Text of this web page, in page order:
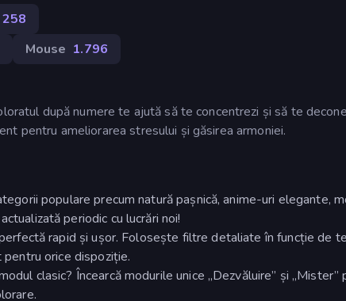
258
Mouse 1.796
după numere te ajută să te concentrezi și să te
pentru ameliorarea stresului și găsirea armoniei.
populare precum natură pașnică, anime-uri elegante,
periodic cu lucrări noi!
rapid și ușor. Folosește filtre detaliate în funcție de
orice dispoziție.
clasic? Încearcă modurile unice „Dezvăluire” și „Mister”